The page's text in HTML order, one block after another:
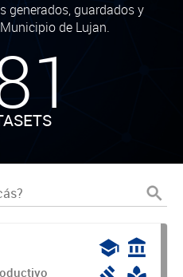
generados, guardados y
de Lujan.